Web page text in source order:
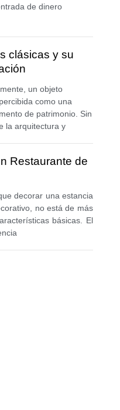
de dinero
clásicas y su
un objeto
como una
de patrimonio. Sin
la arquitectura y
Restaurante de
decorar una estancia
no está de más
básicas. El